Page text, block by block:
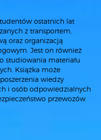
ostatnich lat
z transportem,
oraz organizacją
Jest on również
studiowania materiału
Książka może
wiedzy
i osób odpowiedzialnych
przewozów